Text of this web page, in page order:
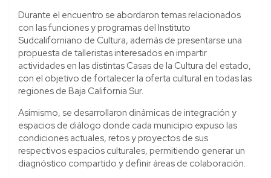
Durante el encuentro se abordaron temas relacionados
con las funciones y programas del Instituto
Sudcaliforniano de Cultura, además de presentarse una
propuesta de talleristas interesados en impartir
actividades en las distintas Casas de la Cultura del estado,
con el objetivo de fortalecer la oferta cultural en todas las
regiones de Baja California Sur.
Asimismo, se desarrollaron dinámicas de integración y
espacios de diálogo donde cada municipio expuso las
condiciones actuales, retos y proyectos de sus
respectivos espacios culturales, permitiendo generar un
diagnóstico compartido y definir áreas de colaboración.